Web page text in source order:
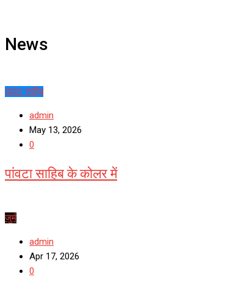
News
पावंटा साहिब
admin
May 13, 2026
0
पांवटा साहिब के कोलर में
जुर्म
admin
Apr 17, 2026
0